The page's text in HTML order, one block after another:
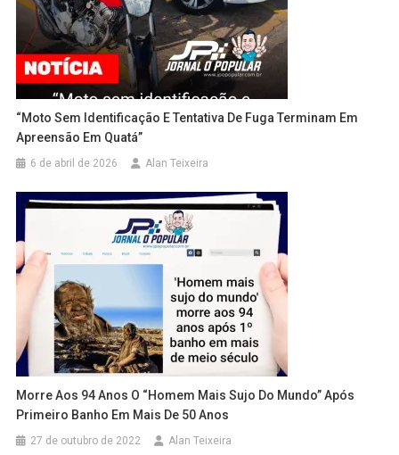
“Moto Sem Identificação E Tentativa De Fuga Terminam Em
Apreensão Em Quatá”
6 de abril de 2026 Alan Teixeira
Morre Aos 94 Anos O “homem Mais Sujo Do Mundo” Após
Primeiro Banho Em Mais De 50 Anos
27 de outubro de 2022 Alan Teixeira